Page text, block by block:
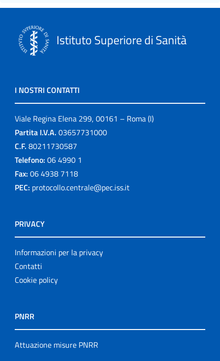
Istituto Superiore di Sanità
I NOSTRI CONTATTI
Viale Regina Elena 299, 00161 – Roma (I)
Partita I.V.A. 03657731000
C.F. 80211730587
Telefono: 06 4990 1
Fax: 06 4938 7118
PEC: protocollo.centrale@pec.iss.it
PRIVACY
Informazioni per la privacy
Contatti
Cookie policy
PNRR
Attuazione misure PNRR